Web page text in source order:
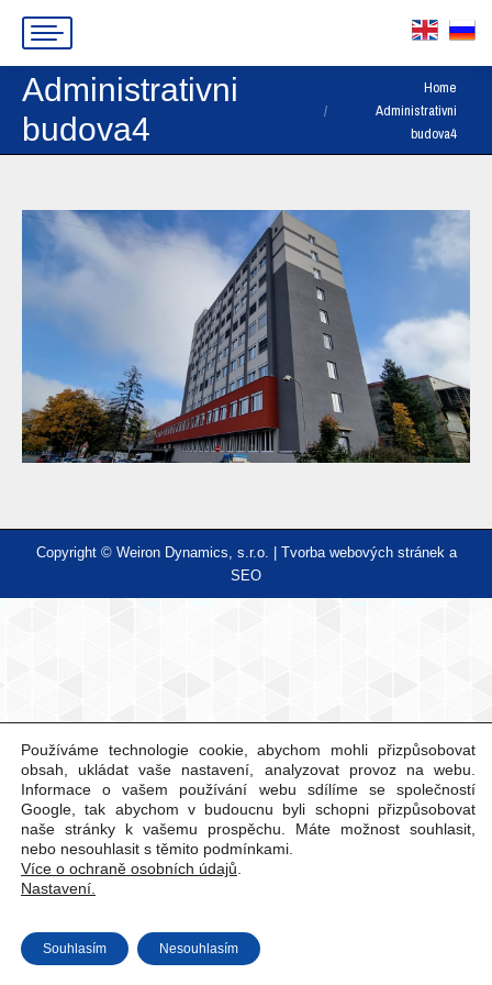
Administrativni
budova4
Home
Administrativni
budova4
Copyright © Weiron Dynamics, s.r.o. | Tvorba webových stránek a
SEO
Používáme technologie cookie, abychom mohli přizpůsobovat
obsah, ukládat vaše nastavení, analyzovat provoz na webu.
Informace o vašem používání webu sdílíme se společností
Google, tak abychom v budoucnu byli schopni přizpůsobovat
naše stránky k vašemu prospěchu. Máte možnost souhlasit,
nebo nesouhlasit s těmito podmínkami.
Více o ochraně osobních údajů
Nastavení.
Souhlasím Nesouhlasím